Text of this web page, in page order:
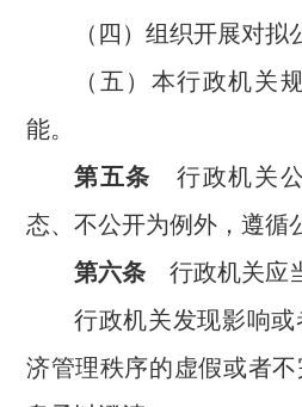
（四）组织开展对拟
（五）本行政机关
能。
第五条 行政机关
态、不公开为例外，遵循
第六条 行政机关应
行政机关发现影响
济管理秩序的虚假或者